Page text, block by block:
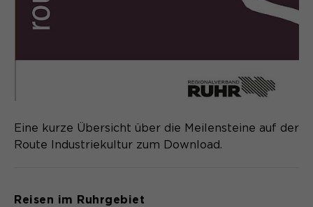
Eine kurze Übersicht über die Meilensteine auf der
Route Industriekultur zum Download.
Reisen im Ruhrgebiet